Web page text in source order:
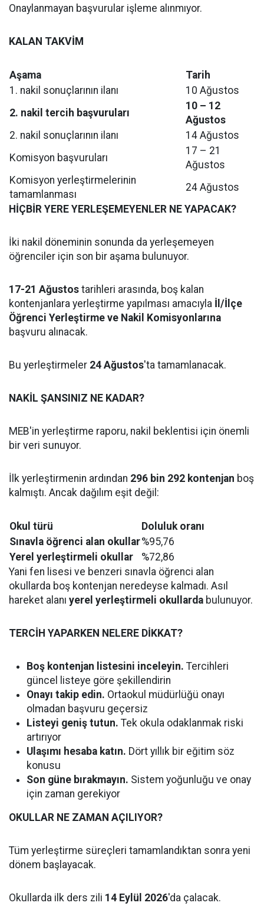
Onaylanmayan başvurular işleme alınmıyor.
KALAN TAKVİM
Aşama
Tarih
1. nakil sonuçlarının ilanı
10 Ağustos
2. nakil tercih başvuruları
10 – 12
Ağustos
2. nakil sonuçlarının ilanı
14 Ağustos
Komisyon başvuruları
17 – 21
Ağustos
Komisyon yerleştirmelerinin
tamamlanması
24 Ağustos
HİÇBİR YERE YERLEŞEMEYENLER NE YAPACAK?
İki nakil döneminin sonunda da yerleşemeyen
öğrenciler için son bir aşama bulunuyor.
17-21 Ağustos tarihleri arasında, boş kalan
kontenjanlara yerleştirme yapılması amacıyla İl/İlçe
Öğrenci Yerleştirme ve Nakil Komisyonlarına
başvuru alınacak.
Bu yerleştirmeler 24 Ağustos'ta tamamlanacak.
NAKİL ŞANSINIZ NE KADAR?
MEB'in yerleştirme raporu, nakil beklentisi için önemli
bir veri sunuyor.
İlk yerleştirmenin ardından 296 bin 292 kontenjan boş
kalmıştı. Ancak dağılım eşit değil:
Okul türü
Doluluk oranı
Sınavla öğrenci alan okullar%95,76
Yerel yerleştirmeli okullar
%72,86
Yani fen lisesi ve benzeri sınavla öğrenci alan
okullarda boş kontenjan neredeyse kalmadı. Asıl
hareket alanı yerel yerleştirmeli okullarda bulunuyor.
TERCİH YAPARKEN NELERE DİKKAT?
Boş kontenjan listesini inceleyin. Tercihleri
güncel listeye göre şekillendirin
Onayı takip edin. Ortaokul müdürlüğü onayı
olmadan başvuru geçersiz
Listeyi geniş tutun. Tek okula odaklanmak riski
artırıyor
Ulaşımı hesaba katın. Dört yıllık bir eğitim söz
konusu
Son güne bırakmayın. Sistem yoğunluğu ve onay
için zaman gerekiyor
OKULLAR NE ZAMAN AÇILIYOR?
Tüm yerleştirme süreçleri tamamlandıktan sonra yeni
dönem başlayacak.
Okullarda ilk ders zili 14 Eylül 2026'da çalacak.